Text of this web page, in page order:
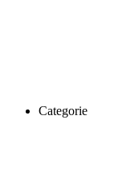
Categorie